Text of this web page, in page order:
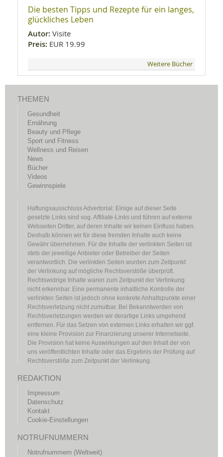
Die besten Tipps und Rezepte für ein langes,
glückliches Leben
Autor: Visite
Preis: EUR 19.99
Weitere Bücher
THEMEN
Gesundheit
Ernährung
Beauty und Pflege
Sport und Fitness
Wellness und Reisen
News
Bücher
Videos
Gewinnspiele
Haftungsausschluss Advertorial: Einige auf dieser Seite
gesetzte Links sind sog. Affiliate-Links und führen auf externe
Webseiten Dritter, auf deren Inhalte wir keinen Einfluss haben.
Deshalb können wir für diese fremden Inhalte auch keine
Gewähr übernehmen. Für die Inhalte der verlinkten Seiten ist
stets der jeweilige Anbieter oder Betreiber der Seiten
verantwortlich. Die verlinkten Seiten wurden zum Zeitpunkt
der Verlinkung auf mögliche Rechtsverstöße überprüft.
Rechtswidrige Inhalte waren zum Zeitpunkt der Verlinkung
nicht erkennbar. Eine permanente inhaltliche Kontrolle der
verlinkten Seiten ist jedoch ohne konkrete Anhaltspunkte einer
Rechtsverletzung nicht zumutbar. Bei Bekanntwerden von
Rechtsverletzungen werden wir derartige Links umgehend
entfernen. Für das Setzen von externen Links erhalten wir ggf.
eine kleine Provision zur Finanzierung unserer Internetseite.
Die Provision hat keine Auswirkungen auf den Inhalt der von
uns veröffentlichten Inhalte oder das Ergebnis der Prüfung auf
Rechtsverstöße zum Zeitpunkt der Verlinkung.
REDAKTION
Impressum
Datenschutz
Kontakt
Cookie-Einstellungen
NOTRUFNUMMERN
Notrufnummern (Weltweit)